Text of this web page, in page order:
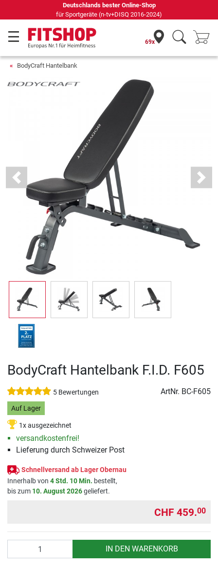
Seit 42 Jahren Ihr Experte für Heimfitness
69x
BodyCraft Hantelbank
Previous Next
BodyCraft Hantelbank F.I.D. F605
5 Bewertungen ArtNr. BC-F605
Auf Lager
1x ausgezeichnet
versandkostenfrei!
Lieferung durch Schweizer Post
Schnellversand ab Lager Obernau
Innerhalb von 4 Std. 10 Min. bestellt,
bis zum 10. August 2026geliefert.
CHF 459.00
IN DEN WARENKORB